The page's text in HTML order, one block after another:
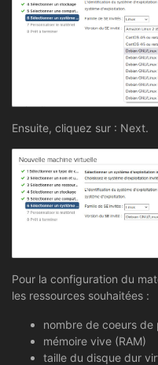
Ensuite, cliquez sur : Next.
Pour la configuration du
les ressources souhaitées :
nombre de coeurs de
mémoire vive (RAM)
taille du disque dur